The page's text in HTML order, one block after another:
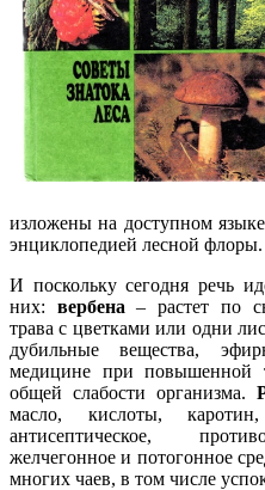
изложены на доступном
энциклопедией лесной флоры.
И поскольку сегодня речь
них: вербена – растет по
трава с цветками или одни
дубильные вещества,
медицине при повышенной
общей слабости организма.
масло, кислоты,
антисептическое,
желчегонное и потогонное
многих чаев, в том числе